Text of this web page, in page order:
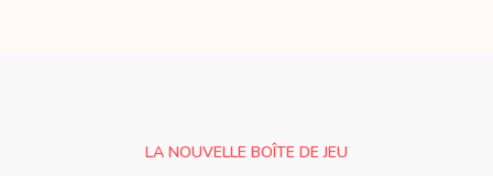
LA NOUVELLE BOÎTE DE JEU